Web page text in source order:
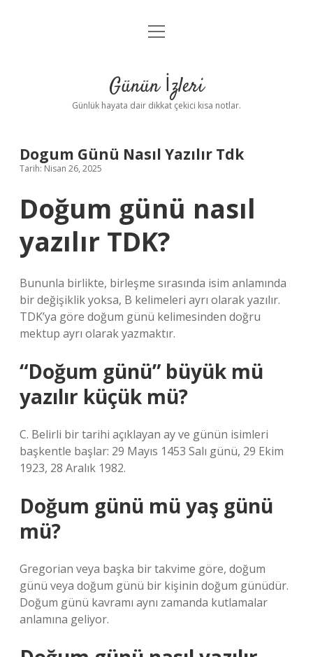
Anasayfa
Yasal Uyarı
menüyü
Günün İzleri
Günlük hayata dair dikkat çekici kısa notlar.
Dogum Günü Nasıl Yazılır Tdk
Tarih: Nisan 26, 2025
Doğum günü nasıl
yazılır TDK?
Bununla birlikte, birleşme sırasında isim anlamında
bir değişiklik yoksa, B kelimeleri ayrı olarak yazılır.
TDK’ya göre doğum günü kelimesinden doğru
mektup ayrı olarak yazmaktır.
“Doğum günü” büyük mü
yazılır küçük mü?
C. Belirli bir tarihi açıklayan ay ve günün isimleri
başkentle başlar: 29 Mayıs 1453 Salı günü, 29 Ekim
1923, 28 Aralık 1982.
Doğum günü mü yaş günü
mü?
Gregorian veya başka bir takvime göre, doğum
günü veya doğum günü bir kişinin doğum günüdür.
Doğum günü kavramı aynı zamanda kutlamalar
anlamına geliyor.